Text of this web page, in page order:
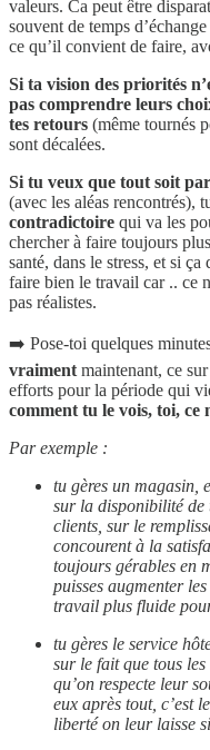
valeurs. Ca peut être
souvent de temps
ce qu’il convient de faire,
Si ta vision des priorités
pas comprendre leurs
tes retours (même tournés
sont décalées.
Si tu veux que tout soit
(avec les aléas rencontrés),
contradictoire qui va les
chercher à faire toujours
santé, dans le stress, et si
faire bien le travail car .. ce
pas réalistes.
➡️ Pose-toi quelques
vraiment maintenant, ce
efforts pour la période qui
comment tu le vois, toi, ce
Par exemple :
tu gères un magasin,
sur la disponibilité de
clients, sur le
concourent à la
toujours gérables en
puisses augmenter
travail plus fluide
tu gères le service
sur le fait que tous
qu’on respecte leur
eux après tout, c’est
liberté on leur laisse